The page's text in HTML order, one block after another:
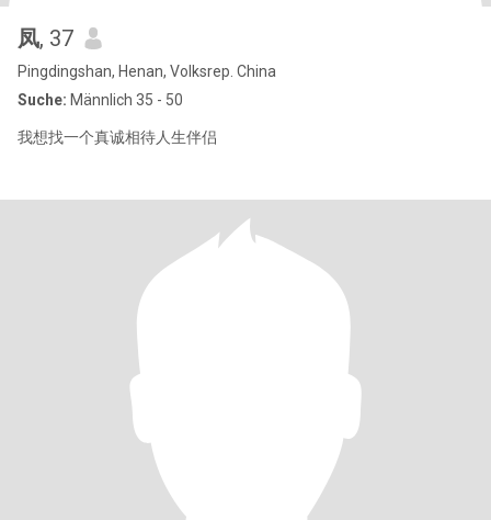
凤, 37
Pingdingshan, Henan, Volksrep. China
Suche: Männlich 35 - 50
我想找一个真诚相待人生伴侣